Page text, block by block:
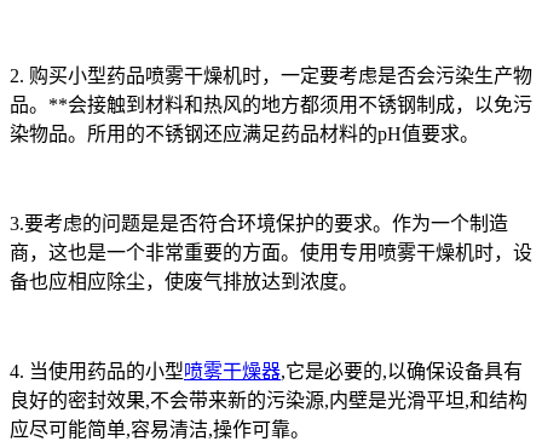
2. 购买小型药品喷雾干燥机时，一定要考虑是否会污染生产物
品。**会接触到材料和热风的地方都须用不锈钢制成，以免污
染物品。所用的不锈钢还应满足药品材料的pH值要求。
3.要考虑的问题是是否符合环境保护的要求。作为一个制造
商，这也是一个非常重要的方面。使用专用喷雾干燥机时，设
备也应相应除尘，使废气排放达到浓度。
4. 当使用药品的小型喷雾干燥器,它是必要的,以确保设备具有
良好的密封效果,不会带来新的污染源,内壁是光滑平坦,和结构
应尽可能简单,容易清洁,操作可靠。